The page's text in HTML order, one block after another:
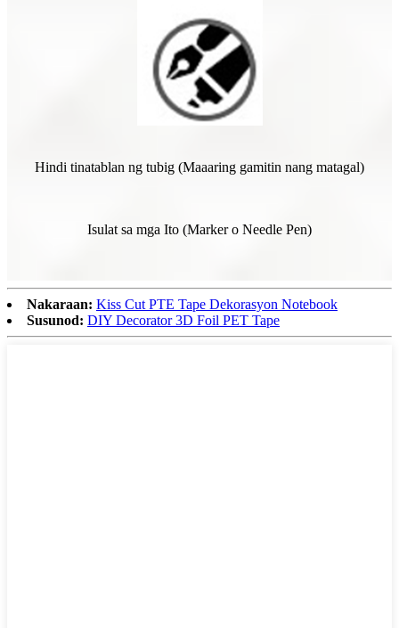
Hindi tinatablan ng tubig (Maaaring gamitin nang matagal)
Isulat sa mga Ito (Marker o Needle Pen)
Nakaraan: Kiss Cut PTE Tape Dekorasyon Notebook
Susunod: DIY Decorator 3D Foil PET Tape